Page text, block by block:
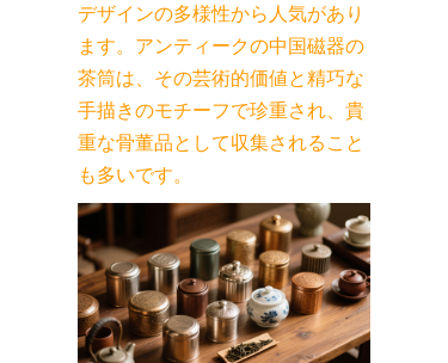
デザインの多様性から人気があり
ます。アンティークの中国磁器の
茶筒は、その芸術的価値と精巧な
手描きのモチーフで珍重され、貴
重な骨董品として収集されること
も多いです。